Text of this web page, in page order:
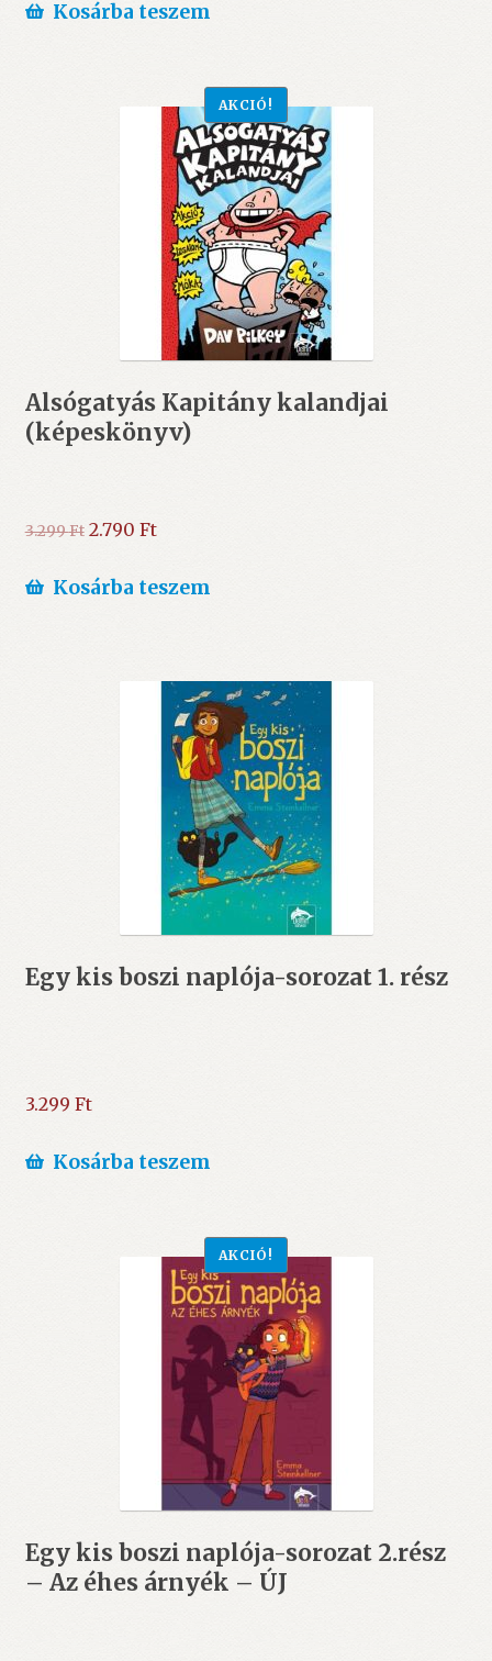
was:
is:
Kosárba teszem
Alsógatyás Kapitány kalandjai
(képeskönyv)
AKCIÓ!
3.299Ft Original
was:
2.790 FtCurrent
is:
Kosárba teszem
Egy kis boszi naplója-sorozat 1. rész
3.299 Ft
Kosárba teszem
Egy kis boszi naplója-sorozat 2.rész
– Az éhes árnyék – ÚJ
AKCIÓ!